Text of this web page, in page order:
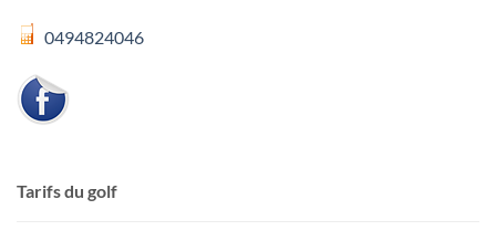
0494824046
Tarifs du golf